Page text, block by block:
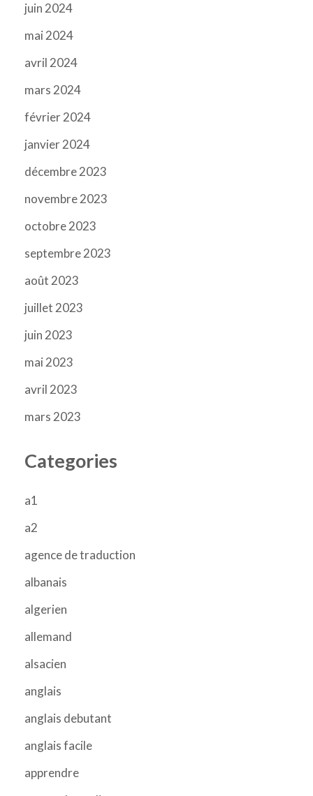
juin 2024
mai 2024
avril 2024
mars 2024
février 2024
janvier 2024
décembre 2023
novembre 2023
octobre 2023
septembre 2023
août 2023
juillet 2023
juin 2023
mai 2023
avril 2023
mars 2023
Categories
a1
a2
agence de traduction
albanais
algerien
allemand
alsacien
anglais
anglais debutant
anglais facile
apprendre